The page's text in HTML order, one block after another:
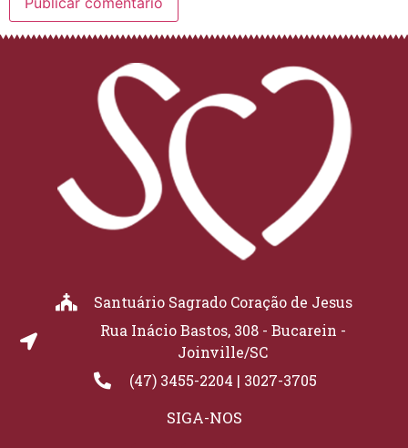
Santuário Sagrado Coração de Jesus
Rua Inácio Bastos, 308 - Bucarein -
Joinville/SC
(47) 3455-2204 | 3027-3705
SIGA-NOS